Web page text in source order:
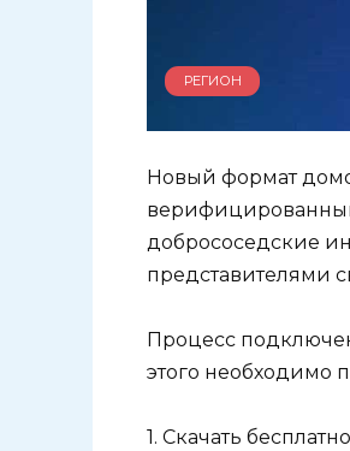
РЕГИОН
Новый формат
добрососедские
представителями
Процесс
этого необходимо
1. Скачать